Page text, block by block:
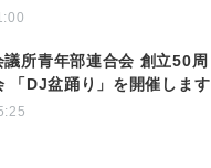
所青年部連合会 創立50周
「DJ盆踊り」を開催します